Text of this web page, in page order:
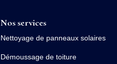
Nos services
Nettoyage de panneaux solaires
Démoussage de toiture